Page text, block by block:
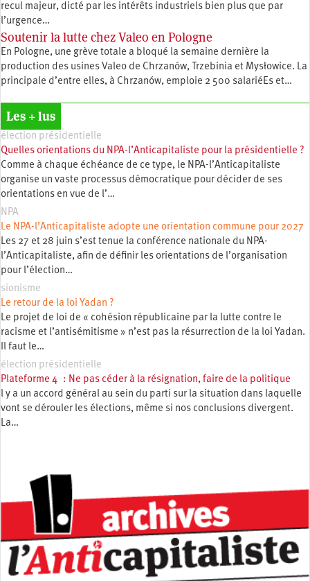
recul majeur, dicté par les intérêts industriels bien plus que par
l’urgence…
Soutenir la lutte chez Valeo en Pologne
En Pologne, une grève totale a bloqué la semaine dernière la
production des usines Valeo de Chrzanów, Trzebinia et Mysłowice. La
principale d’entre elles, à Chrzanów, emploie 2 500 salariéEs et…
Les + lus
élection présidentielle
Quelles orientations du NPA-l’Anticapitaliste pour la présidentielle ?
Comme à chaque échéance de ce type, le NPA-l’Anticapitaliste
organise un vaste processus démocratique pour décider de ses
orientations en vue de l’…
NPA
Le NPA-l’Anticapitaliste adopte une orientation commune pour 2027
Les 27 et 28 juin s’est tenue la conférence nationale du NPA-
l’Anticapitaliste, afin de définir les orientations de l’organisation
pour l’élection…
sionisme
Le retour de la loi Yadan ?
Le projet de loi de « cohésion républicaine par la lutte contre le
racisme et l’antisémitisme » n’est pas la résurrection de la loi Yadan.
Il faut le…
élection présidentielle
Plateforme 4 : Ne pas céder à la résignation, faire de la politique
l y a un accord général au sein du parti sur la situation dans laquelle
vont se dérouler les élections, même si nos conclusions divergent.
La…